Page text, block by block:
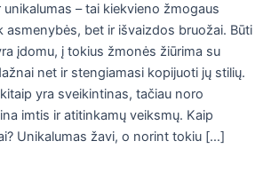
– tai kiekvieno žmogaus
asmenybės, bet ir išvaizdos bruožai. Būti
įdomu, į tokius žmonės žiūrima su
net ir stengiamasi kopijuoti jų stilių.
yra sveikintinas, tačiau noro
imtis ir atitinkamų veiksmų. Kaip
Unikalumas žavi, o norint tokiu […]